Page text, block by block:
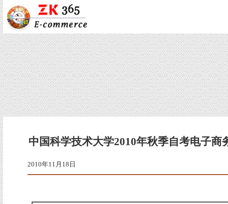
中国科学技术大学2010年秋季自考电子商
2010年11月18